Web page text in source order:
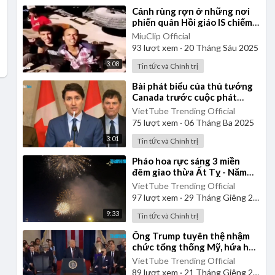
3:08
⁣Cảnh rùng rợn ở những nơi
phiến quân Hồi giáo IS chiếm
đóng
MiuClip Official
93 lượt xem · 20 Tháng Sáu 2025
Tin tức và Chính trị
3:01
⁣Bài phát biểu của thủ tướng
Canada trước cuộc phát
động chiến tranh thương mại
vô cớ của Mỹ
VietTube Trending Official
75 lượt xem · 06 Tháng Ba 2025
Tin tức và Chính trị
9:33
⁣Pháo hoa rực sáng 3 miền
đêm giao thừa Ất Tỵ - Năm
mới, hy vọng mới
VietTube Trending Official
97lượt xem · 29 Tháng Giêng 2025
Tin tức và Chính trị
⁣Ông Trump tuyên thệ nhậm
chức tổng thống Mỹ, hứa hẹn
thời đại "hoàng kim"
VietTube Trending Official
89 lượt xem · 21 Tháng Giêng 2025